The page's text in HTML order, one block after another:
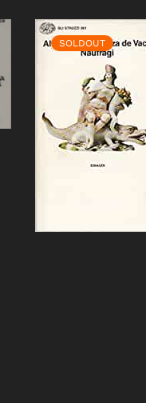
SOLDOUT